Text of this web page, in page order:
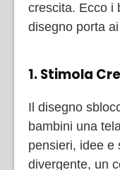
crescita. Ecco i
disegno porta
1. Stimola
Il disegno
bambini una
pensieri, idee e
divergente, un